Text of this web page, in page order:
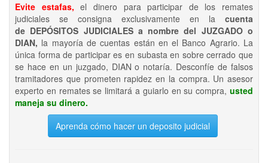
Evite estafas, el dinero para participar de los remates
judiciales se consigna exclusivamente en la cuenta
de DEPÓSITOS JUDICIALES a nombre del JUZGADO o
DIAN, la mayoría de cuentas están en el Banco Agrario. La
única forma de participar es en subasta en sobre cerrado que
se hace en un juzgado, DIAN o notaría. Desconfíe de falsos
tramitadores que prometen rapidez en la compra. Un asesor
experto en remates se limitará a guiarlo en su compra, usted
maneja su dinero.
Aprenda cómo hacer un deposito judicial